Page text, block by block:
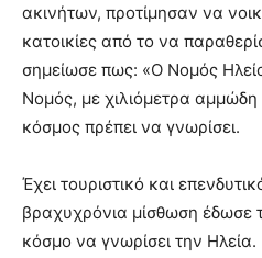
ακινήτων, προτίμησαν να
κατοικίες από το να
σημείωσε πως: «Ο Νομός
Νομός, με χιλιόμετρα
κόσμος πρέπει να γνωρίσει.
Έχει τουριστικό και
βραχυχρόνια μίσθωση έδωσε
κόσμο να γνωρίσει την Ηλεία.